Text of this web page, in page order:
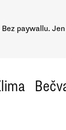
paywallu.